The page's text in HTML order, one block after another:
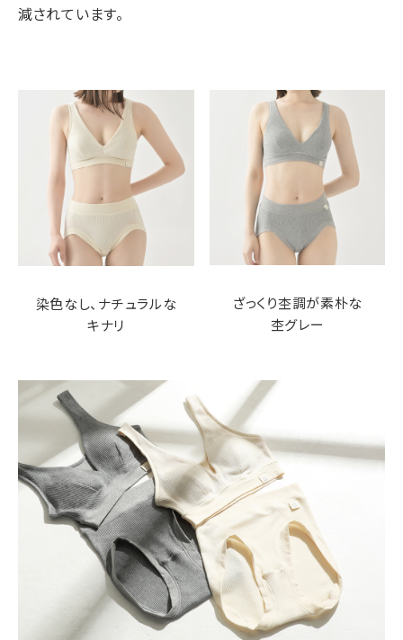
減されています。
染色なし、ナチュラルな
キナリ
ざっくり杢調が素朴な
杢グレー